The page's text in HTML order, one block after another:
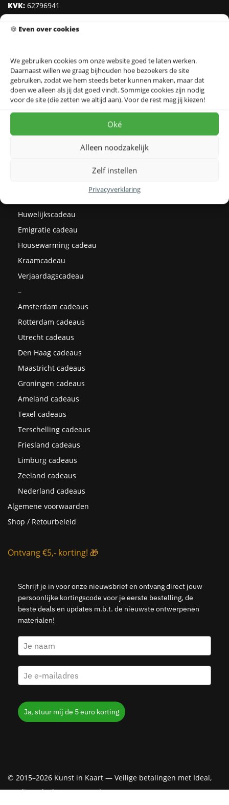
🍪 Even over cookies
We gebruiken cookies om onze website goed te laten werken.
Daarnaast willen we graag bijhouden hoe bezoekers de site
gebruiken, zodat we hem steeds beter kunnen maken, maar dat
doen we alleen als jij dat goed vindt. Sommige cookies zijn nodig
voor de site (die zetten we altijd aan). Voor de rest mag jij kiezen!
Oké
Alleen noodzakelijk
Zelf instellen
Privacyverklaring
KVK: 62796941
IBAN:NL95 INGB 0006 8527 18
Klantenservice
Over Kunst in Kaart
Prijzen
Huwelijkscadeau
Emigratie cadeau
Housewarming cadeau
Kraamcadeau
Verjaardagscadeau
–
Amsterdam cadeaus
Rotterdam cadeaus
Utrecht cadeaus
Den Haag cadeaus
Maastricht cadeaus
Groningen cadeaus
Ameland cadeaus
Texel cadeaus
Terschelling cadeaus
Friesland cadeaus
Limburg cadeaus
Zeeland cadeaus
Nederland cadeaus
Algemene voorwaarden
Shop / Retourbeleid
Ontvang €5,- korting! 🎁
Schrijf je in voor onze nieuwsbrief en ontvang direct jouw
persoonlijke kortingscode voor je eerste bestelling, de
beste deals en updates m.b.t. de nieuwste ontwerpenen
materialen!
Ja, stuur mij de 5 euro korting
© 2015–2026 Kunst in Kaart — Veilige betalingen met Ideal,
Creditcard, Klarna & PayPal